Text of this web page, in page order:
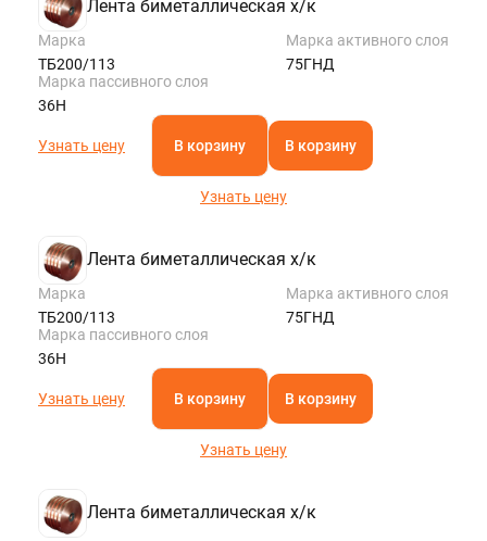
Лента биметаллическая х/к
Марка
ТБ200/113
Марка активного слоя
75ГНД
Марка пассивного слоя
36Н
Узнать цену В корзину В корзину
Узнать цену
Лента биметаллическая х/к
Марка
ТБ200/113
Марка активного слоя
75ГНД
Марка пассивного слоя
36Н
Узнать цену В корзину В корзину
Узнать цену
Лента биметаллическая х/к